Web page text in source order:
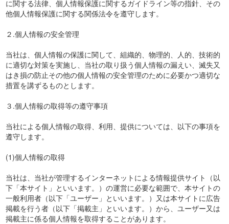
に関する法律、個人情報保護に関するガイドライン等の指針、その
他個人情報保護に関する関係法令を遵守します。
２.個人情報の安全管理
当社は、個人情報の保護に関して、組織的、物理的、人的、技術的
に適切な対策を実施し、当社の取り扱う個人情報の漏えい、滅失又
はき損の防止その他の個人情報の安全管理のために必要かつ適切な
措置を講ずるものとします。
３.個人情報の取得等の遵守事項
当社による個人情報の取得、利用、提供については、以下の事項を
遵守します。
(1)個人情報の取得
当社は、当社が管理するインターネットによる情報提供サイト（以
下「本サイト」といいます。）の運営に必要な範囲で、本サイトの
一般利用者（以下「ユーザー」といいます。）又は本サイトに広告
掲載を行う者（以下「掲載主」といいます。）から、ユーザー又は
掲載主に係る個人情報を取得することがあります。